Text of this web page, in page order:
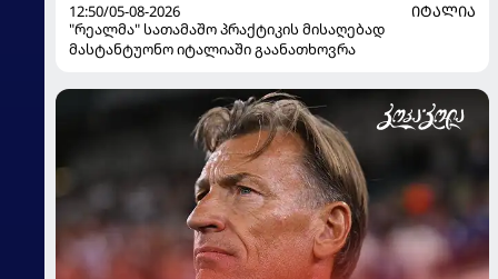
12:50/05-08-2026
ᲘᲢᲐᲚᲘᲐ
"რეალმა" სათამაშო პრაქტიკის მისაღებად
მასტანტუონო იტალიაში გაანათხოვრა